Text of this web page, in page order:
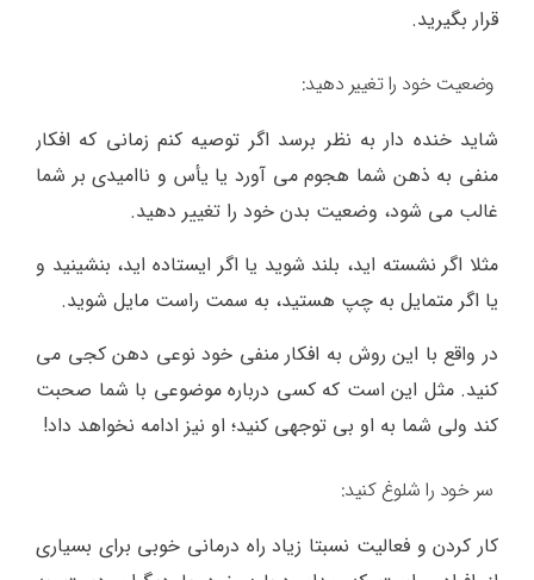
ﻗﺮﺍﺭ ﺑﮕﯿﺮﯾﺪ.
ﻭﺿﻌﯿﺖ ﺧﻮﺩ ﺭﺍ ﺗﻐﯿﯿﺮ ﺩﻫﯿﺪ:
ﺷﺎﯾﺪ ﺧﻨﺪﻩ ﺩﺍﺭ ﺑﻪ ﻧﻈﺮ ﺑﺮﺳﺪ ﺍﮔﺮ ﺗﻮﺻﯿﻪ ﮐﻨﻢ ﺯﻣﺎﻧﯽ ﮐﻪ ﺍﻓﮑﺎﺭ
ﻣﻨﻔﯽ ﺑﻪ ﺫﻫﻦ ﺷﻤﺎ ﻫﺠﻮﻡ ﻣﯽ ﺁﻭﺭﺩ ﯾﺎ ﯾﺄﺱ ﻭ ﻧﺎﺍﻣﯿﺪﯼ ﺑﺮ ﺷﻤﺎ
ﻏﺎﻟﺐ ﻣﯽ ﺷﻮﺩ، ﻭﺿﻌﯿﺖ ﺑﺪﻥ ﺧﻮﺩ ﺭﺍ ﺗﻐﯿﯿﺮ ﺩﻫﯿﺪ.
ﻣﺜﻼ‌ ﺍﮔﺮ ﻧﺸﺴﺘﻪ ﺍﯾﺪ، ﺑﻠﻨﺪ ﺷﻮﯾﺪ ﯾﺎ ﺍﮔﺮ ﺍﯾﺴﺘﺎﺩﻩ ﺍﯾﺪ، ﺑﻨﺸﯿﻨﯿﺪ ﻭ
ﯾﺎ ﺍﮔﺮ ﻣﺘﻤﺎﯾﻞ ﺑﻪ ﭼﭗ ﻫﺴﺘﯿﺪ، ﺑﻪ ﺳﻤﺖ ﺭﺍﺳﺖ ﻣﺎﯾﻞ ﺷﻮﯾﺪ.
ﺩﺭ ﻭﺍﻗﻊ ﺑﺎ ﺍﯾﻦ ﺭﻭﺵ ﺑﻪ ﺍﻓﮑﺎﺭ ﻣﻨﻔﯽ ﺧﻮﺩ ﻧﻮﻋﯽ ﺩﻫﻦ ﮐﺠﯽ ﻣﯽ
ﮐﻨﯿﺪ. ﻣﺜﻞ ﺍﯾﻦ ﺍﺳﺖ ﮐﻪ ﮐﺴﯽ ﺩﺭﺑﺎﺭﻩ ﻣﻮﺿﻮﻋﯽ ﺑﺎ ﺷﻤﺎ ﺻﺤﺒﺖ
ﮐﻨﺪ ﻭﻟﯽ ﺷﻤﺎ ﺑﻪ ﺍﻭ ﺑﯽ ﺗﻮﺟﻬﯽ ﮐﻨﯿﺪ؛ ﺍﻭ ﻧﯿﺰ ﺍﺩﺍﻣﻪ ﻧﺨﻮﺍﻫﺪ ﺩﺍﺩ!
ﺳﺮ ﺧﻮﺩ ﺭﺍ ﺷﻠﻮﻍ ﮐﻨﯿﺪ:
ﮐﺎﺭ ﮐﺮﺩﻥ ﻭ ﻓﻌﺎﻟﯿﺖ ﻧﺴﺒﺘﺎ ﺯﯾﺎﺩ ﺭﺍﻩ ﺩﺭﻣﺎﻧﯽ ﺧﻮﺑﯽ ﺑﺮﺍﯼ ﺑﺴﯿﺎﺭﯼ